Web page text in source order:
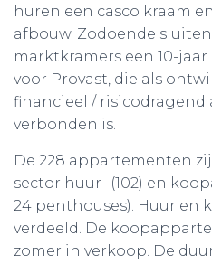
huren een casco kraam
afbouw. Zodoende
marktkramers een 10-
voor Provast, die als
financieel / risicodragend
verbonden is.
De 228 appartementen
sector huur- (102) en
24 penthouses). Huur en
verdeeld. De
zomer in verkoop. De